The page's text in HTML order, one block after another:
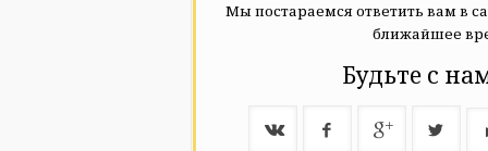
Мы постараемся ответить вам в
ближайшее
Будьте с